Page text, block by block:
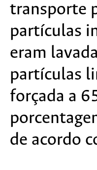
transporte
partículas
eram
partículas
forçada a
de acordo